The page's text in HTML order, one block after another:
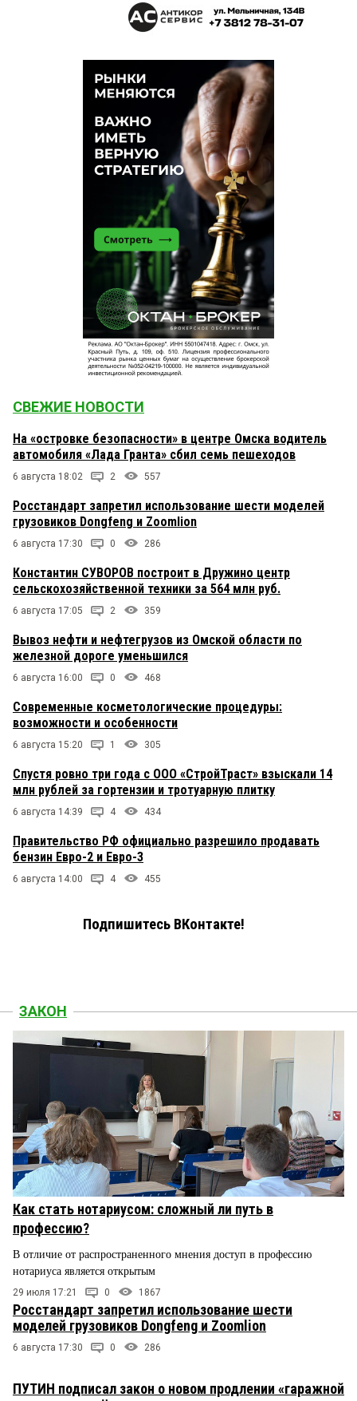
СВЕЖИЕ НОВОСТИ
На «островке безопасности» в центре Омска водитель
автомобиля «Лада Гранта» сбил семь пешеходов
6 августа 18:02 2 557
Росстандарт запретил использование шести моделей
грузовиков Dongfeng и Zoomlion
6 августа 17:30 0 286
Константин СУВОРОВ построит в Дружино центр
сельскохозяйственной техники за 564 млн руб.
6 августа 17:05 2 359
Вывоз нефти и нефтегрузов из Омской области по
железной дороге уменьшился
6 августа 16:00 0 468
Современные косметологические процедуры:
возможности и особенности
6 августа 15:20 1 305
Спустя ровно три года с ООО «СтройТраст» взыскали 14
млн рублей за гортензии и тротуарную плитку
6 августа 14:39 4 434
Правительство РФ официально разрешило продавать
бензин Евро-2 и Евро-3
6 августа 14:00 4 455
Подпишитесь ВКонтакте!
ЗАКОН
Как стать нотариусом: сложный ли путь в
профессию?
В отличие от распространенного мнения доступ в профессию
нотариуса является открытым
29 июля 17:21 0 1867
Росстандарт запретил использование шести
моделей грузовиков Dongfeng и Zoomlion
6 августа 17:30 0 286
ПУТИН подписал закон о новом продлении «гаражной